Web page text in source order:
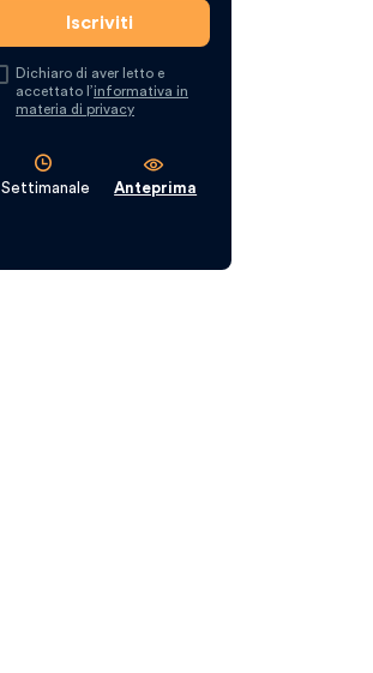
Dichiaro di aver letto e
accettato l’informativa in
materia di privacy
Settimanale Anteprima